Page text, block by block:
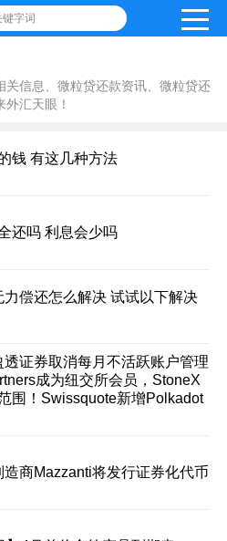
字词
信息、微粒贷还款资讯、微粒贷还
汇天眼！
钱 有这几种方法
还吗 利息会少吗
力偿还怎么解决 试试以下解决
证券取消每月不活跃账户管理
成为纽交所会员，StoneX
围！Swissquote新增Polkadot
商Mazzanti将发行证券化代币